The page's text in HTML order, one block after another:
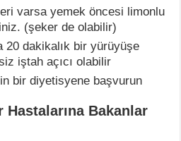
varsa yemek öncesi limonlu
(şeker de olabilir)
20 dakikalık bir yürüyüşe
iştah açıcı olabilir
bir diyetisyene başvurun
Hastalarına Bakanlar